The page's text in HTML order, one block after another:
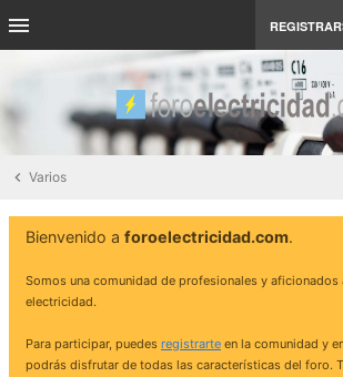
Varios
Bienvenido a foroelectricidad.com.
Somos una comunidad de profesionales y aficionados
electricidad.
Para participar, puedes registrarte en la comunidad y
podrás disfrutar de todas las características del foro.